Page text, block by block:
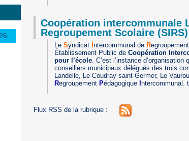
Coopération intercommunale
Regroupement Scolaire (SIRS)
Le Syndicat ntercommunal de Regroupement
Établissement Public de Coopération
pour l’école. C’est l’instance d’organisation
conseillers municipaux délégués des trois
Landelle, Le Coudray saint-Germer, Le
Regroupement Pédagogique ntercommunal.
Flux RSS de la rubrique :